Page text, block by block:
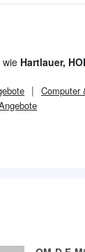
wie Hartlauer,
Computer